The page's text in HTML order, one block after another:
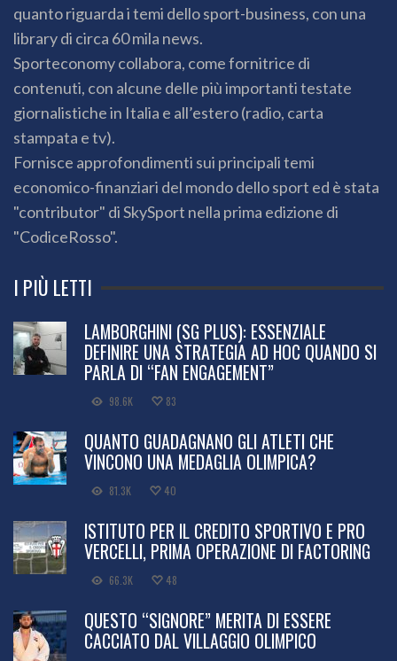
quanto riguarda i temi dello sport-business, con una
library di circa 60 mila news.
Sporteconomy collabora, come fornitrice di
contenuti, con alcune delle più importanti testate
giornalistiche in Italia e all’estero (radio, carta
stampata e tv).
Fornisce approfondimenti sui principali temi
economico-finanziari del mondo dello sport ed è stata
"contributor" di SkySport nella prima edizione di
"CodiceRosso".
I PIÙ LETTI
LAMBORGHINI (SG PLUS): ESSENZIALE
DEFINIRE UNA STRATEGIA AD HOC QUANDO SI
PARLA DI “FAN ENGAGEMENT”
98.6K 83
QUANTO GUADAGNANO GLI ATLETI CHE
VINCONO UNA MEDAGLIA OLIMPICA?
81.3K 40
ISTITUTO PER IL CREDITO SPORTIVO E PRO
VERCELLI, PRIMA OPERAZIONE DI FACTORING
66.3K 48
QUESTO “SIGNORE” MERITA DI ESSERE
CACCIATO DAL VILLAGGIO OLIMPICO